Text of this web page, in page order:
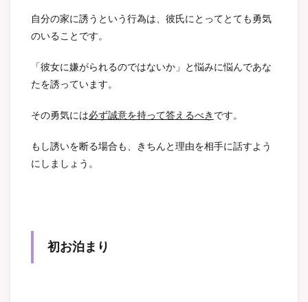
自分の家に誘うという行為は、彼氏にとってとても勇気
のいることです。
「彼女に嫌がられるのではないか」と悩みに悩んであな
たを誘っています。
その勇気には必ず誠意を持って答えるべき です。
もし誘いを断る場合も、きちんと理由を相手に話すよう
にしましょう。
初お泊まり